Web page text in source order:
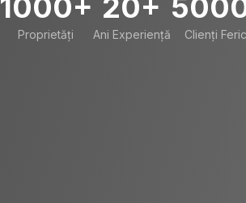
1000+
Proprietăți
20+
Ani Experiență Clienți